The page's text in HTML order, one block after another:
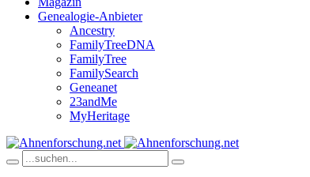
Genealogie-Anbieter
Ancestry
FamilyTreeDNA
FamilyTree
FamilySearch
Geneanet
23andMe
MyHeritage